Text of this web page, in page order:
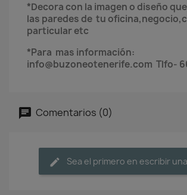
*Decora con la imagen o diseño
las paredes de tu
particular etc
*Para mas información:
info@buzoneotenerife.com Tlfo-
Comentarios (0)
Sea el primero en escribir